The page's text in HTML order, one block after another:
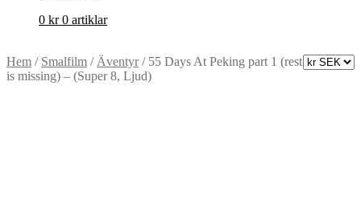
0 kr 0 artiklar
Hem / Smalfilm / Äventyr/ 55 Days At Peking part 1 (rest
is missing) – (Super 8, Ljud)